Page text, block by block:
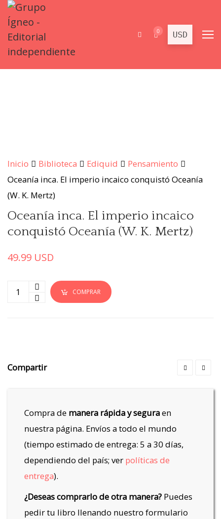
0
Inicio Biblioteca Ediquid
Pensamiento
Oceanía inca. El imperio incaico conquistó Oceanía
(W. K. Mertz)
Oceanía inca. El imperio incaico
conquistó Oceanía (W. K. Mertz)
49.99 USD
COMPRAR
Compartir
Compra de manera rápida y seguraen
nuestra página. Envíos a todo el mundo
(tiempo estimado de entrega: 5 a 30 días,
dependiendo del país; ver políticas de
entrega).
¿Deseas comprarlo de otra manera?Puedes
pedir tu libro llenando nuestro formulario